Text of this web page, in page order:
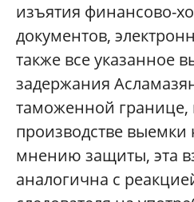
изъятия финансово-
документов,
также все указанное
задержания
таможенной границе,
производстве выемки
мнению защиты, эта
аналогична с